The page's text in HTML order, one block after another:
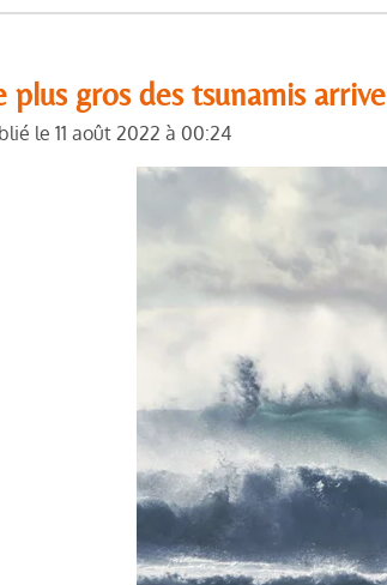
plus gros des tsunamis arrive
le 11 août 2022 à 00:24